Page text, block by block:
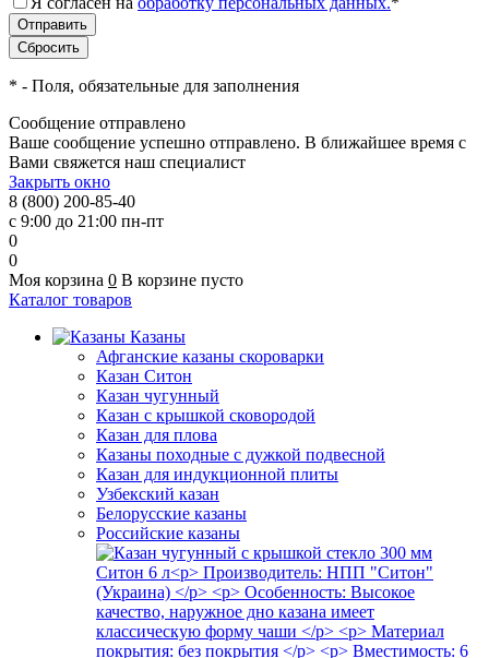
* - Поля, обязательные для заполнения
Сообщение отправлено
Ваше сообщение успешно отправлено. В ближайшее время с
Вами свяжется наш специалист
Закрыть окно
8 (800) 200-85-40
с 9:00 до 21:00 пн-пт
0
0
Моя корзина 0 В корзине пусто
Каталог товаров
Казаны
Афганские казаны скороварки
Казан Ситон
Казан чугунный
Казан с крышкой сковородой
Казан для плова
Казаны походные с дужкой подвесной
Казан для индукционной плиты
Узбекский казан
Белорусские казаны
Российские казаны